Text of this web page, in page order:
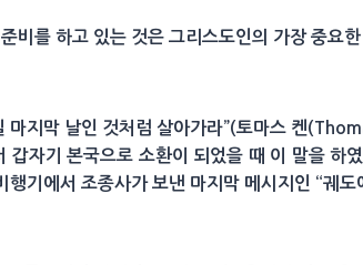
를 하고 있는 것은 그리스도인의 가장 중요
지막 날인 것처럼 살아가라”(토마스 켄
자기 본국으로 소환이 되었을 때 이 말을 하
기에서 조종사가 보낸 마지막 메시지인 “궤